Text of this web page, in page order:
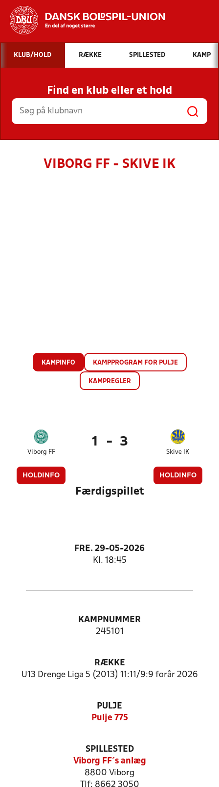
Hvad vil du søge efter?
INDHOLD OG NYHEDER
STILLINGER, RESULTATER, KLUBBER OG
HOLD
KLUB/HOLD RÆKKE SPILLESTED KAMP
Find en klub eller et hold
VIBORG FF - SKIVE IK
KAMPINFO KAMPPROGRAM FOR PULJE
KAMPREGLER
Viborg FF
HOLDINFO
1 - 3
Skive IK
HOLDINFO
Færdigspillet
FRE. 29-05-2026
Kl. 18:45
KAMPNUMMER
245101
RÆKKE
U13 Drenge Liga 5 (2013) 11:11/9:9 forår 2026
PULJE
Pulje 775
SPILLESTED
Viborg FF´s anlæg
8800 Viborg
Tlf: 8662 3050